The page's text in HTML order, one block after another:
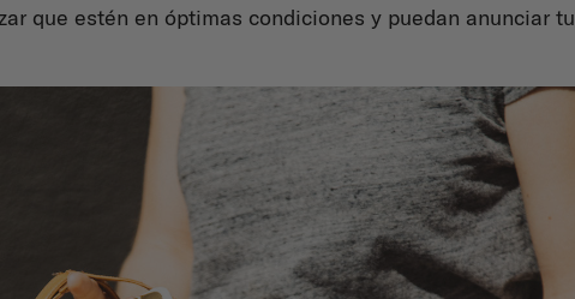
que estén en óptimas condiciones y puedan anunciar tu